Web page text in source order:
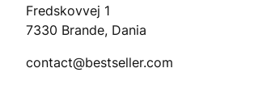
Fredskovvej 1
7330 Brande, Dania
contact@bestseller.com